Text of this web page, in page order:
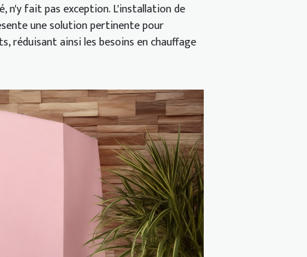
n'y fait pas exception. L'installation de
une solution pertinente pour
réduisant ainsi les besoins en chauffage